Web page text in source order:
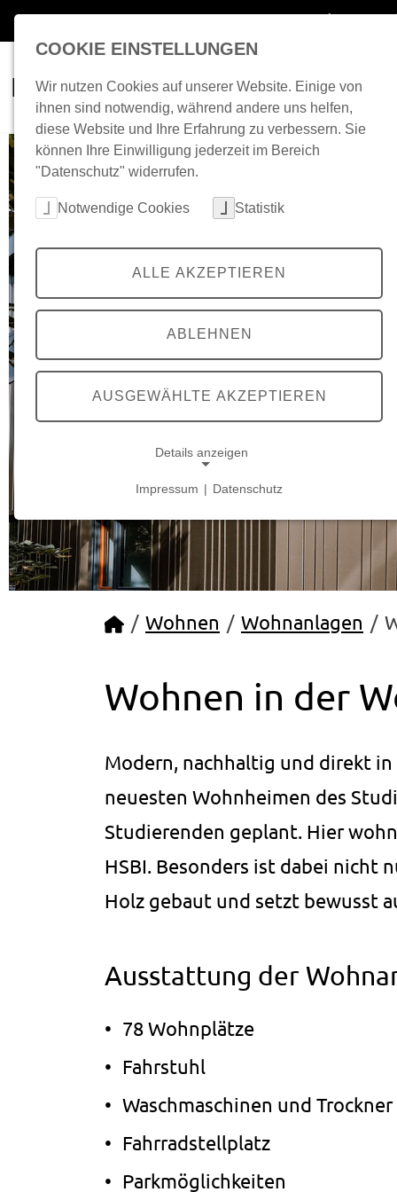
Zum Inhalt springen Speiseplan
Essen & Trinken BAföG Kita
Startseite
Wohnen Wohnanlagen
Wohnen in der
Modern, nachhaltig und direkt in
neuesten Wohnheimen des
Studierenden geplant. Hier
HSBI. Besonders ist dabei nicht
Holz gebaut und setzt bewusst
Ausstattung der
78 Wohnplätze
Fahrstuhl
Waschmaschinen und
Fahrradstellplatz
Parkmöglichkeiten
COOKIE EINSTELLUNGEN
Wir nutzen Cookies auf unserer Website. Einige von
ihnen sind notwendig, während andere uns helfen,
diese Website und Ihre Erfahrung zu verbessern. Sie
können Ihre Einwilligung jederzeit im Bereich
"Datenschutz" widerrufen.
Cookie-Kategorien auswählen
Notwendige Cookies Statistik
ALLE AKZEPTIEREN
ABLEHNEN
AUSGEWÄHLTE AKZEPTIEREN
Details anzeigen
Notwendige Cookies ermöglichen grundlegende
Funktionen und sind für die einwandfreie Funktion
der Website erforderlich.
Cookie Consent
Anbieter:
Einstellungen.
Statistik Cookies erfassen Informationen anonym.
unsere Besucher unsere Website nutzen.
_pk_ses.1.ccca
_pk_ses.1.ccca
Anbieter:
Impressum | Datenschutz